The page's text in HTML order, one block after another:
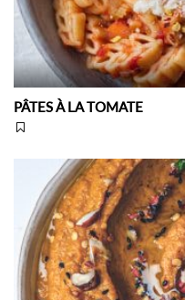
PÂTES À LA TOMATE